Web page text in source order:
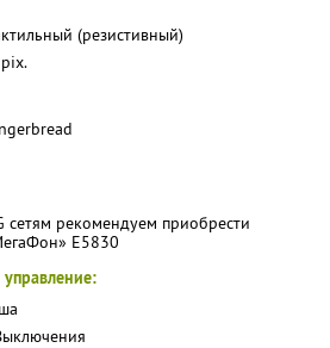
(резистивный)
сетям рекомендуем приобрести
Е5830